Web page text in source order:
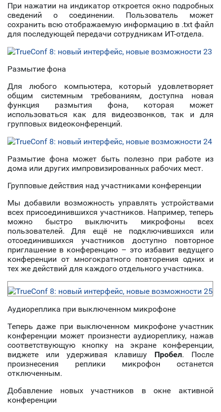
При нажатии на индикатор откроется окно подробных
сведений о соединении. Пользователь может
сохранить всю отображаемую информацию в .txt файл
для последующей передачи сотрудникам ИТ-отдела.
Размытие фона
Для любого компьютера, который удовлетворяет
общим системным требованиям, доступна новая
функция размытия фона, которая может
использоваться как для видеозвонков, так и для
групповых видеоконференций.
Размытие фона может быть полезно при работе из
дома или других импровизированных рабочих мест.
Групповые действия над участниками конференции
Мы добавили возможность управлять устройствами
всех присоединившихся участников. Например, теперь
можно быстро выключить микрофоны всех
пользователей. Для ещё не подключившихся или
отсоединившихся участников доступно повторное
приглашение в конференцию – это избавит ведущего
конференции от многократного повторения одних и
тех же действий для каждого отдельного участника.
Аудиореплика при выключенном микрофоне
Теперь даже при выключенном микрофоне участник
конференции может произнести аудиореплику, нажав
соответствующую кнопку на экране конференции,
виджете или удерживая клавишу Пробел. После
произнесения реплики микрофон останется
отключенным.
Добавление новых участников в окне активной
конференции